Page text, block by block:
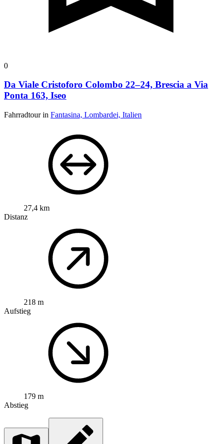
0
Da Viale Cristoforo Colombo 22–24, Brescia a Via
Ponta 163, Iseo
Fahrradtour in Fantasina, Lombardei, Italien
27,4 km
Distanz
218 m
Aufstieg
179 m
Abstieg